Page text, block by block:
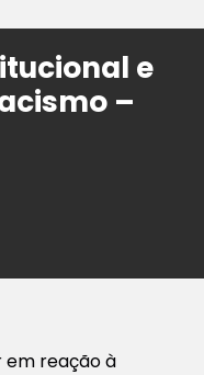
e
–
em reação à